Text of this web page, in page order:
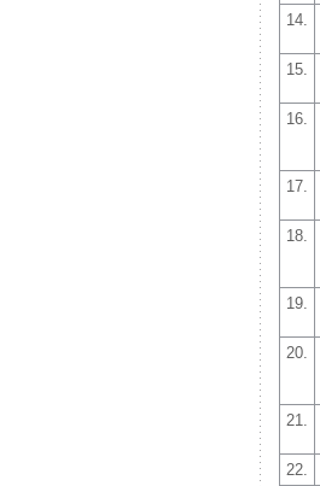
14.
15.
16.
17.
18.
19.
20.
21.
22.